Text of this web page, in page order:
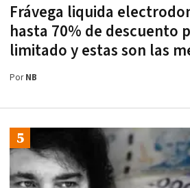
Frávega liquida
hasta 70% de descuento
limitado y estas son las
PorNB